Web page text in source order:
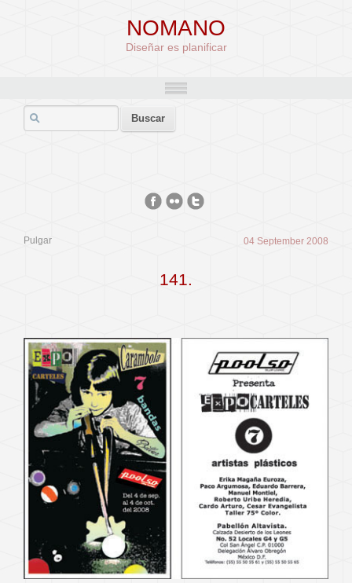
NOMANO
Diseñar es planificar
Pulgar 04 September 2008
141.